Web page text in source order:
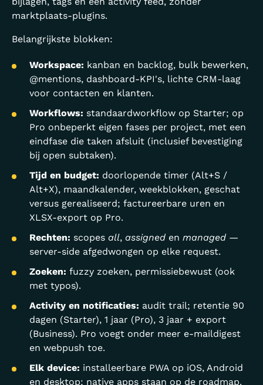
marktplaats-plugins.
Belangrijkste blokken:
Workspace: kanban en backlog, bulk bewerken,
@mentions, dashboard-KPI's, lichte CRM-laag
voor contacten en klanten.
Workflows: standaardworkflow op Starter; op
Pro onbeperkt eigen fases per project, met een
eindfase die taken afsluit (inclusief bevestiging
bij open subtaken).
Tijd en budget: doorlopende timer (Alt+S /
Alt+X), maandkalender, weekblokken, geschat
versus gerealiseerd; factureerbare uren en
XLSX-export op Pro.
Rechten: scopes all, assigned en managed —
server-side afgedwongen op elke request.
Zoeken: fuzzy zoeken, permissiebewust (ook
met typos).
Activity en notificaties: audit trail; retentie 90
dagen (Starter), 1 jaar (Pro), 3 jaar + export
(Business). Pro voegt onder meer e-maildigest
en webpush toe.
Elk device: installeerbare PWA op iOS, Android
en desktop; native apps staan op de roadmap.